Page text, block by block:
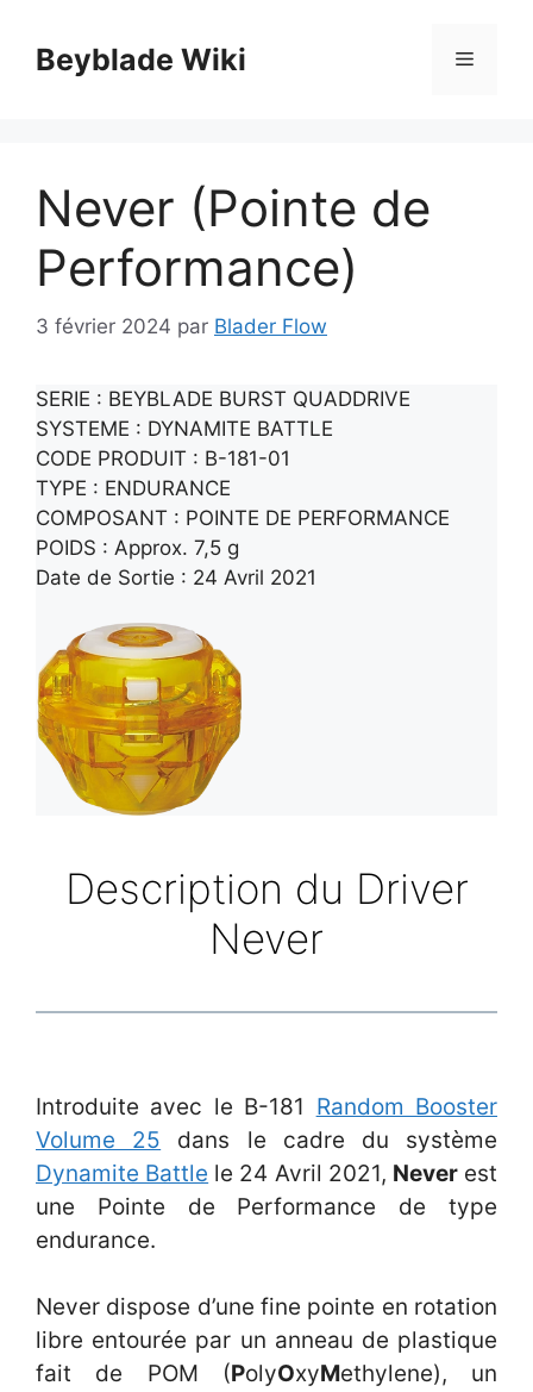
contenuBeyblade Wiki Menu
Never (Pointe de
Performance)
3 février 2024 par Blader Flow
SERIE : BEYBLADE BURST QUADDRIVE
SYSTEME : DYNAMITE BATTLE
CODE PRODUIT : B-181-01
TYPE : ENDURANCE
COMPOSANT : POINTE DE PERFORMANCE
POIDS : Approx. 7,5 g
Date de Sortie : 24 Avril 2021
Description du Driver
Never
Introduite avec le B-181 Random Booster
Volume 25 dans le cadre du système
Dynamite Battle le 24 Avril 2021, Neverest
une Pointe de Performance de type
endurance.
Never dispose d’une fine pointe en rotation
libre entourée par un anneau de plastique
fait de POM (PolyOxyMethylene), un